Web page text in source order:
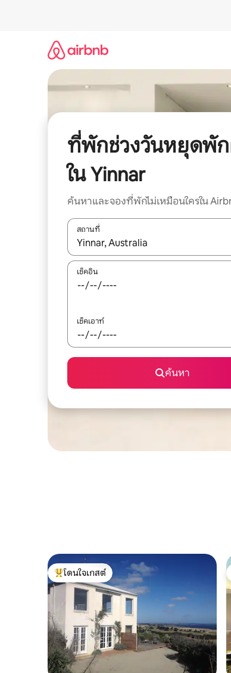
ที่พักช่วงวันหยุดพั
ใน Yinnar
ค้นหาและจองที่พักไม่เหมือนใครใน
สถานที่
ใช้ลูกศรขึ้นลง หรือใช้การสัมผัสหรือปัด เพื่
เช็คอิน
เช็คเอาท์
ค้นหา
โดนใจเกสต์ที่สุด
โดนใจเกสต์